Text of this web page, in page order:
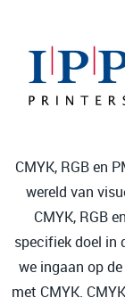
CMYK, RGB en
wereld van
CMYK, RGB
specifiek doel in
we ingaan op
met CMYK.